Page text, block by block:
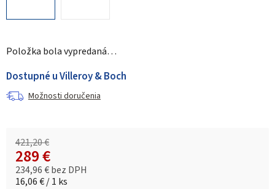
Položka bola vypredaná…
Dostupné u Villeroy & Boch
Možnosti doručenia
421,20 €
289 €
234,96 € bez DPH
Jednotková cena:
16,06 € / 1 ks